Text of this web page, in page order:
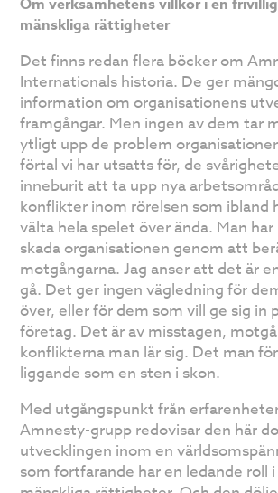
Om verksamhetens villkor i en
mänskliga rättigheter
Det finns redan flera böcker om
Internationals historia. De ger
information om organisationens
framgångar. Men ingen av dem tar
ytligt upp de problem
förtal vi har utsatts för, de
inneburit att ta upp nya
konflikter inom rörelsen som ibland
välta hela spelet över ända. Man
skada organisationen genom att
motgångarna. Jag anser att det är
gå. Det ger ingen vägledning för
över, eller för dem som vill ge sig in
företag. Det är av misstagen,
konflikterna man lär sig. Det man
liggande som en sten i skon.
Med utgångspunkt från
Amnesty-grupp redovisar den här
utvecklingen inom en
som fortfarande har en ledande roll